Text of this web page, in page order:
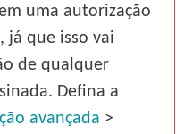
uma autorização
já que isso vai
de qualquer
Defina a
avançada >